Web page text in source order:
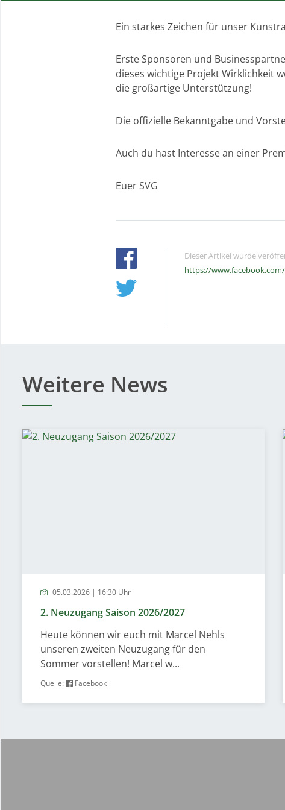
Ein starkes Zeichen für unser
Erste Sponsoren und
dieses wichtige Projekt Wirklichkeit
die großartige Unterstützung!
Die offizielle Bekanntgabe und
Auch du hast Interesse an einer
Euer SVG
Dieser Artikel wurde
https://www.facebook.com/
Weitere News
05.03.2026 | 16:30 Uhr
2. Neuzugang Saison 2026/2027
Heute können wir euch mit Marcel Nehls
unseren zweiten Neuzugang für den
Sommer vorstellen! Marcel w...
Quelle: Facebook